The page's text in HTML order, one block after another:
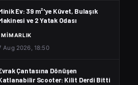
Ev: 39 m²'ye Küvet, Bulaşık
ve 2 Yatak Odası
MIMARLIK
Aug 2026, 18:50
Çantasına Dönüşen
Scooter: Kilit Derdi Bitti